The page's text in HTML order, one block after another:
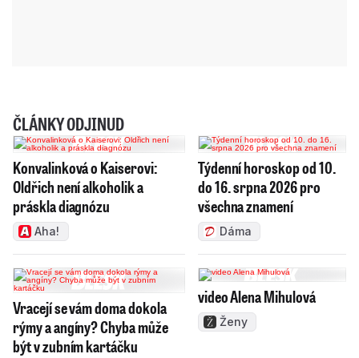
ČLÁNKY ODJINUD
Konvalinková o Kaiserovi:
Oldřich není alkoholik a
práskla diagnózu
Aha!
Týdenní horoskop od 10.
do 16. srpna 2026 pro
všechna znamení
Dáma
Vracejí se vám doma dokola
rýmy a angíny? Chyba může
být v zubním kartáčku
video Alena Mihulová
Ženy